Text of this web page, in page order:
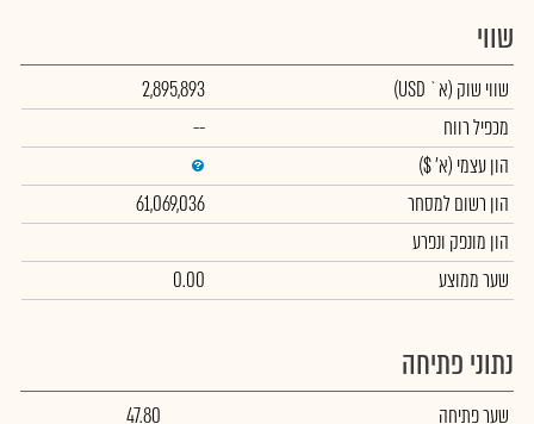
שווי
שווי שוק (א` USD)
2,895,893
מכפיל רווח
--
הון עצמי (א' $)
הון רשום למסחר
61,069,036
הון מונפק ונפרע
שער ממוצע
0.00
נתוני פתיחה
שער פתיחה 47.80